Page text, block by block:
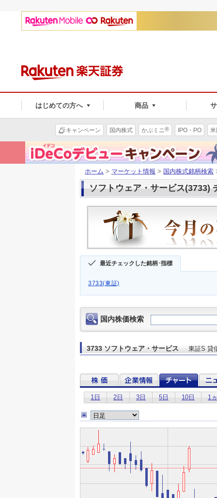
はじめての方へ 商品
キャンペーン 国内株式 かぶミニ® IPO・PO
ホーム > マーケット情報 > 国内株式銘柄検索
ソフトウェア・サービス(3733)
最近チェックした銘柄･指標
3733(東証)